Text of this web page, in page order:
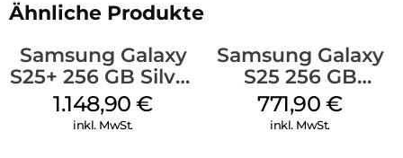
Ähnliche Produkte
Samsung Galaxy
S25+ 256 GB Silver
Shadow
1.148,90€
inkl. MwSt.
Samsung Galaxy
S25 256 GB
Icyblue
771,90€
inkl. MwSt.